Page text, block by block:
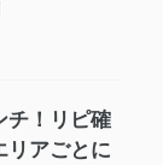
チ！リピ確
リアごとに